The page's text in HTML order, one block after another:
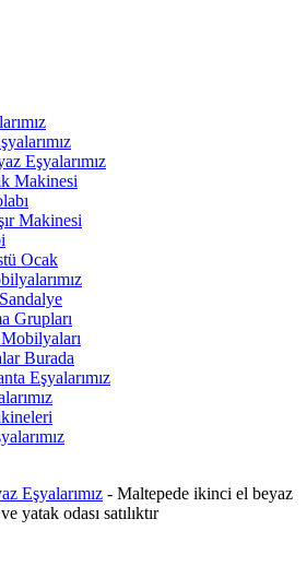
Eşyalarımız
Makinesi
Makinesi
Ocak
Grupları
Burada
Eşyalarımız
Eşyalarımız - Maltepede ikinci el beyaz
yatak odası satılıktır